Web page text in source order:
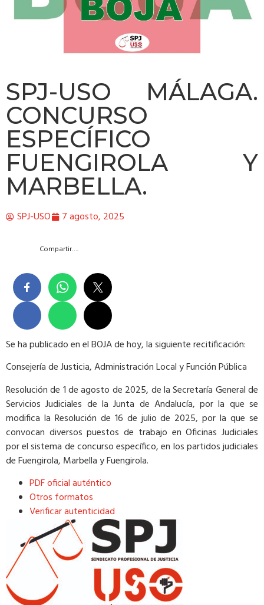
SPJ-USO MÁLAGA.
CONCURSO
ESPECÍFICO
FUENGIROLA Y
MARBELLA.
SPJ-USO 7 agosto, 2025
Compartir….
Se ha publicado en el BOJA de hoy, la siguiente recitificación:
Consejería de Justicia, Administración Local y Función Pública
Resolución de 1 de agosto de 2025, de la Secretaría General de
Servicios Judiciales de la Junta de Andalucía, por la que se
modifica la Resolución de 16 de julio de 2025, por la que se
convocan diversos puestos de trabajo en Oficinas Judiciales
por el sistema de concurso específico, en los partidos judiciales
de Fuengirola, Marbella y Fuengirola.
PDF oficial auténtico
Otros formatos
Verificar autenticidad